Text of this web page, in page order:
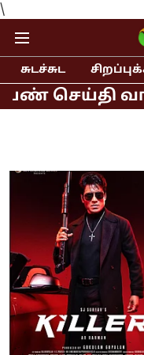
\
சுடச்சுட